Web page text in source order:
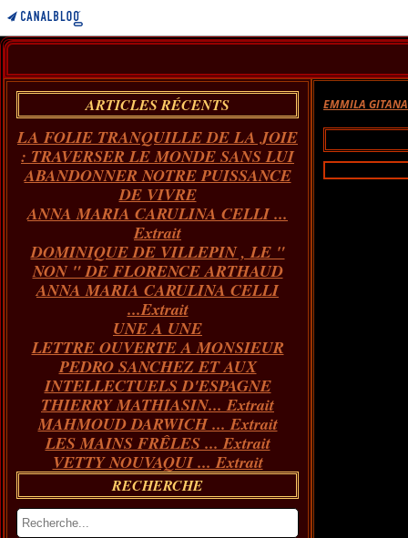
ARTICLES RÉCENTS
LA FOLIE TRANQUILLE DE LA JOIE
: TRAVERSER LE MONDE SANS LUI
ABANDONNER NOTRE PUISSANCE
DE VIVRE
ANNA MARIA CARULINA CELLI ...
Extrait
DOMINIQUE DE VILLEPIN , LE "
NON " DE FLORENCE ARTHAUD
ANNA MARIA CARULINA CELLI
...Extrait
UNE A UNE
LETTRE OUVERTE A MONSIEUR
PEDRO SANCHEZ ET AUX
INTELLECTUELS D'ESPAGNE
THIERRY MATHIASIN... Extrait
MAHMOUD DARWICH ... Extrait
LES MAINS FRÊLES ... Extrait
VETTY NOUVAQUI ... Extrait
RECHERCHE
EMMILA GITANA